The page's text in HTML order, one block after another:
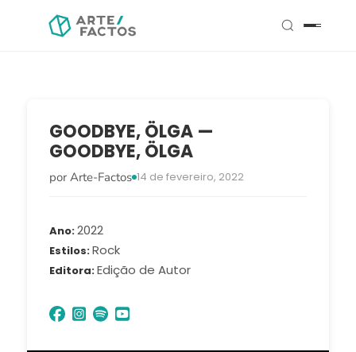
GOODBYE, ÖLGA —
GOODBYE, ÖLGA
por Arte-Factos 14 de fevereiro, 2022
Ano 2022
Estilos Rock
Editora Edição de Autor